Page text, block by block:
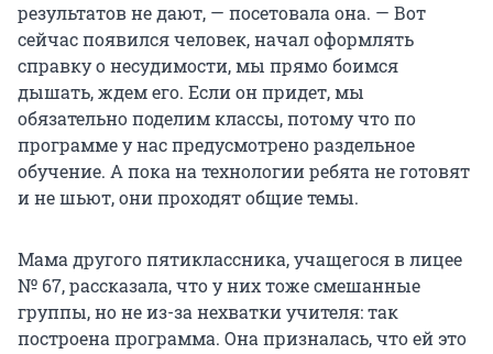
результатов не дают, — посетовала она. — Вот
сейчас появился человек, начал оформлять
справку о несудимости, мы прямо боимся
дышать, ждем его. Если он придет, мы
обязательно поделим классы, потому что по
программе у нас предусмотрено раздельное
обучение. А пока на технологии ребята не готовят
и не шьют, они проходят общие темы.
Мама другого пятиклассника, учащегося в лицее
№ 67, рассказала, что у них тоже смешанные
группы, но не из-за нехватки учителя: так
построена программа. Она призналась, что ей это